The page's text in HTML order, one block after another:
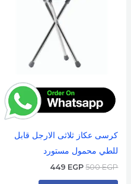
كرسى عكاز ثلاثى الارجل قابل
للطي محمول مستورد
500EGP
449 EGP